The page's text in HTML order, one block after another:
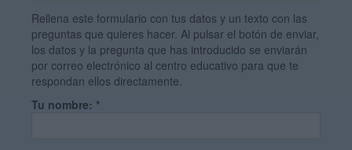
Rellena este formulario con tus datos y un texto con las
preguntas que quieres hacer. Al pulsar el botón de enviar,
los datos y la pregunta que has introducido se enviarán
por correo electrónico al centro educativo para que te
respondan ellos directamente.
Tu nombre: *